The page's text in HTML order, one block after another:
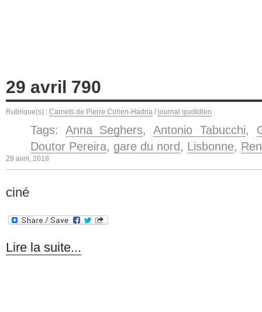
29 avril 790
Rubrique(s) : Carnets de Pierre Cohen-Hadria / journal quotidien
Tags: Anna Seghers,Antonio Tabucchi,
Doutor Pereira, gare du nord , Lisbonne,
29 avril, 2018
ciné
Lire la suite...